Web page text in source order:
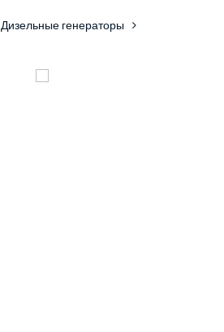
Дизельные генераторы